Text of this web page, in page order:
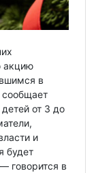
акцию
в
сообщает
от 3 до
и
будет
говорится в